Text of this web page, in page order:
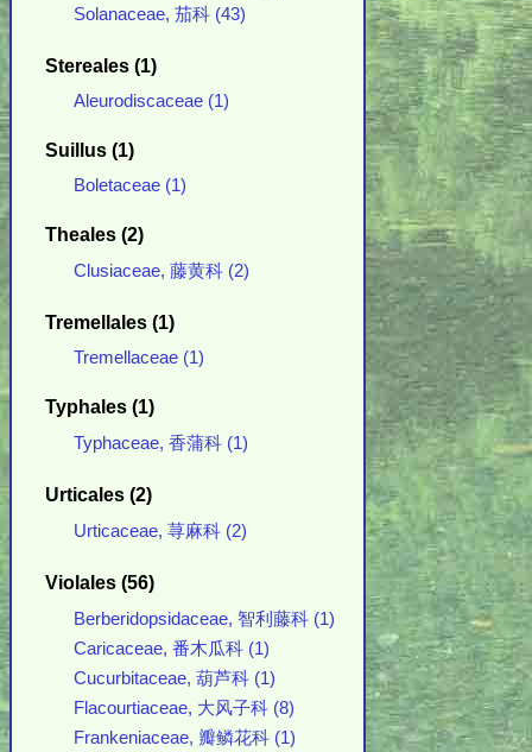
Solanaceae, 茄科 (43)
Stereales (1)
Aleurodiscaceae (1)
Suillus (1)
Boletaceae (1)
Theales (2)
Clusiaceae, 藤黄科 (2)
Tremellales (1)
Tremellaceae (1)
Typhales (1)
Typhaceae, 香蒲科 (1)
Urticales (2)
Urticaceae, 荨麻科 (2)
Violales (56)
Berberidopsidaceae, 智利藤科 (1)
Caricaceae, 番木瓜科 (1)
Cucurbitaceae, 葫芦科 (1)
Flacourtiaceae, 大风子科 (8)
Frankeniaceae, 瓣鳞花科 (1)